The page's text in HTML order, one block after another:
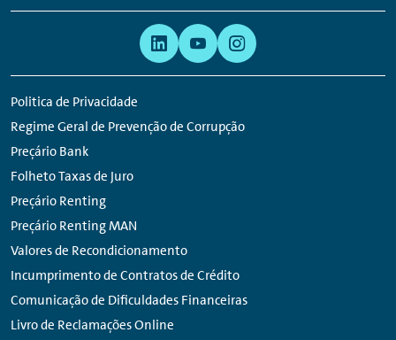
Politica de Privacidade
Regime Geral de Prevenção de Corrupção
Preçário Bank
Folheto Taxas de Juro
Preçário Renting
Preçário Renting MAN
Valores de Recondicionamento
Incumprimento de Contratos de Crédito
Comunicação de Dificuldades Financeiras
Livro de Reclamações Online
rede
social